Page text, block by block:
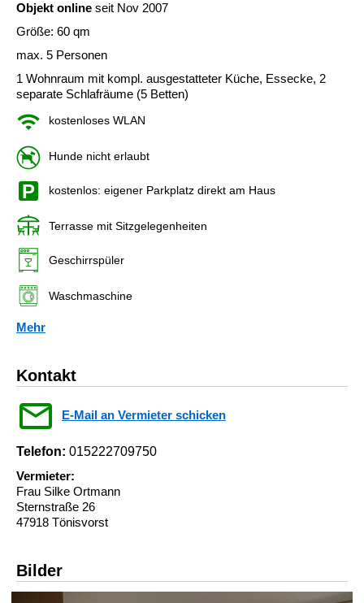
Objekt online seit Nov 2007
Größe: 60 qm
max. 5 Personen
1 Wohnraum mit kompl. ausgestatteter Küche, Essecke, 2
separate Schlafräume (5 Betten)
kostenloses WLAN
Hunde nicht erlaubt
kostenlos: eigener Parkplatz direkt am Haus
Terrasse mit Sitzgelegenheiten
Geschirrspüler
Waschmaschine
Mehr
Kontakt
E-Mail an Vermieter schicken
Telefon: 015222709750
Vermieter:
Frau Silke Ortmann
Sternstraße 26
47918 Tönisvorst
Bilder